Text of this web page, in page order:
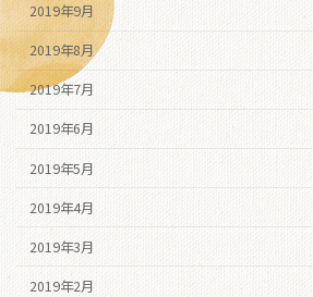
2019年9月
2019年8月
2019年7月
2019年6月
2019年5月
2019年4月
2019年3月
2019年2月